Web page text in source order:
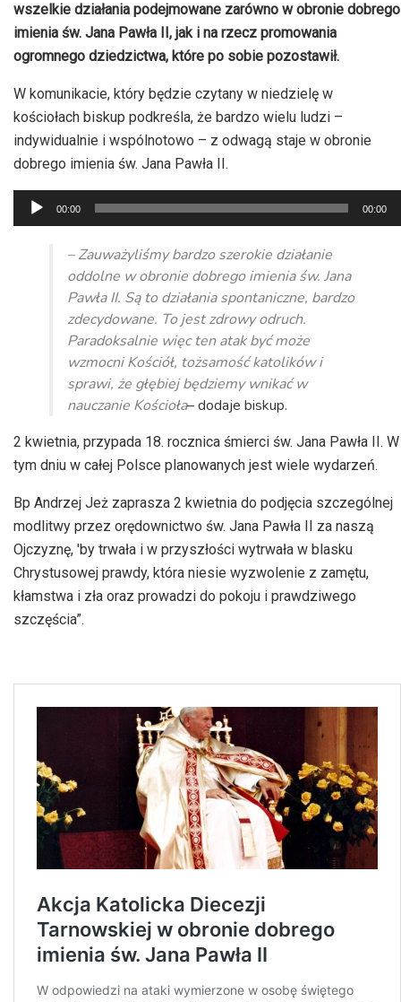
wszelkie działania podejmowane zarówno w obronie dobrego
imienia św. Jana Pawła II, jak i na rzecz promowania
ogromnego dziedzictwa, które po sobie pozostawił.
W komunikacie, który będzie czytany w niedzielę w
kościołach biskup podkreśla, że bardzo wielu ludzi –
indywidualnie i wspólnotowo – z odwagą staje w obronie
dobrego imienia św. Jana Pawła II.
Odtwarzacz
plików
dźwiękowych
00:00 00:00
– Zauważyliśmy bardzo szerokie działanie
oddolne w obronie dobrego imienia św. Jana
Pawła II. Są to działania spontaniczne, bardzo
zdecydowane. To jest zdrowy odruch.
Paradoksalnie więc ten atak być może
wzmocni Kościół, tożsamość katolików i
sprawi, że głębiej będziemy wnikać w
nauczanie Kościoła– dodaje biskup.
2 kwietnia, przypada 18. rocznica śmierci św. Jana Pawła II. W
tym dniu w całej Polsce planowanych jest wiele wydarzeń.
Bp Andrzej Jeż zaprasza 2 kwietnia do podjęcia szczególnej
modlitwy przez orędownictwo św. Jana Pawła II za naszą
Ojczyznę, 'by trwała i w przyszłości wytrwała w blasku
Chrystusowej prawdy, która niesie wyzwolenie z zamętu,
kłamstwa i zła oraz prowadzi do pokoju i prawdziwego
szczęścia”.